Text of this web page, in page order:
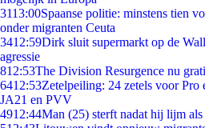
3113:00Spaanse politie: minstens tien
onder migranten Ceuta
3412:59Dirk sluit supermarkt op de
agressie
812:53The Division Resurgence nu
6412:53Zetelpeiling: 24 zetels voor
JA21 en PVV
4912:44Man (25) sterft nadat hij lijm